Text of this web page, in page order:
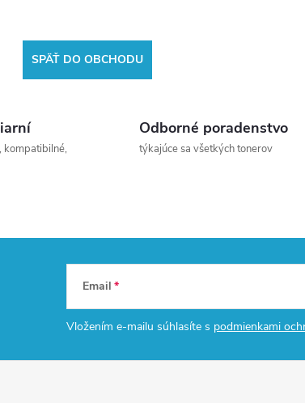
SPÄŤ DO OBCHODU
kompatibilné,
Odborné poradenstvo
týkajúce sa všetkých tonerov
Email
Vložením e-mailu súhlasíte s podmienkami